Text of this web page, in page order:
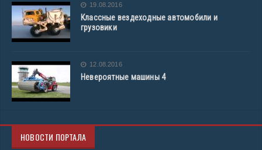
19.08.2016
Классные вездеходные автомобили и
грузовики
12.08.2016
Невероятные машины 4
НОВОСТИ ПОРТАЛА